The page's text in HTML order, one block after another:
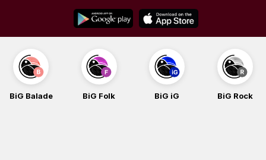
content
BiG Balade BiG Folk BiG iG BiG Rock